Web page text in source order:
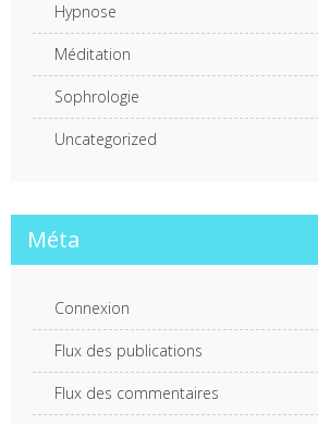
Hypnose
Méditation
Sophrologie
Uncategorized
Méta
Connexion
Flux des publications
Flux des commentaires